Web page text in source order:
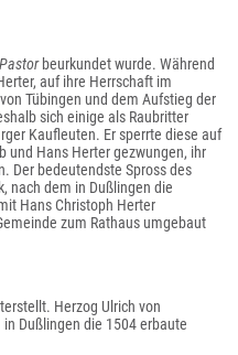
Pastorbeurkundet wurde. Während
auf ihre Herrschaft im
Tübingen und dem Aufstieg der
sich einige als Raubritter
Kaufleuten. Er sperrte diese auf
und Hans Herter gezwungen, ihr
Der bedeutendste Spross des
nach dem in Dußlingen die
Hans Christoph Herter
zum Rathaus umgebaut
Herzog Ulrich von
Dußlingen die 1504 erbaute